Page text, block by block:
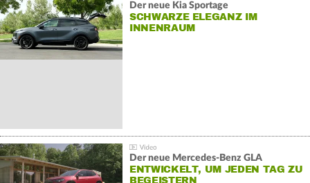
Der neue Kia Sportage
SCHWARZE ELEGANZ IM
INNENRAUM
Der neue Mercedes-Benz GLA
ENTWICKELT, UM JEDEN TAG ZU